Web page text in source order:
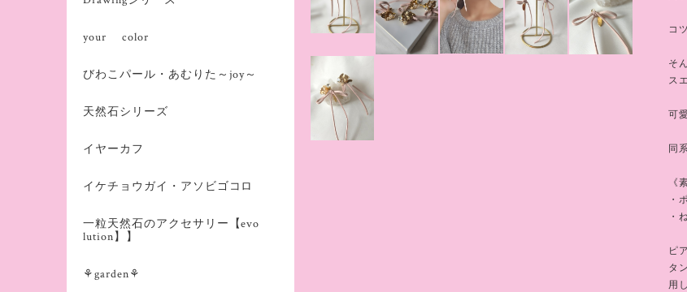
コ
そ
ス
可
同
《
・
・
ピ
タ
用
your color
びわこパール・あむりた～joy～
天然石シリーズ
イヤーカフ
イケチョウガイ・アソビゴコロ
一粒天然石のアクセサリー【evo
lution】】
⚘garden⚘